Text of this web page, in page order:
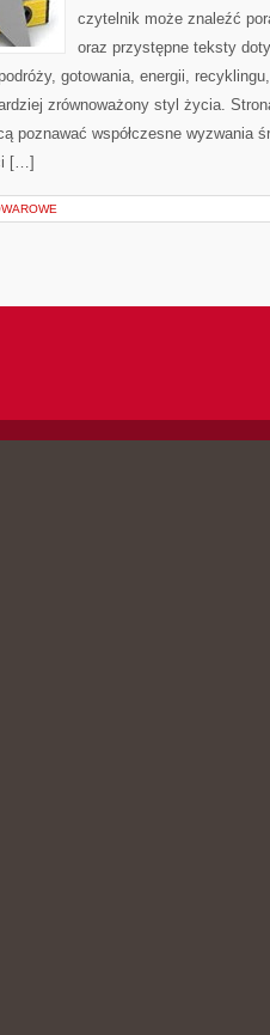
czytelnik może znaleźć
oraz przystępne teksty
gotowania, energii,
zrównoważony styl życia.
poznawać współczesne wyzwania
[…]